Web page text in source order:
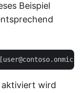
Beispiel
aktiviert wird